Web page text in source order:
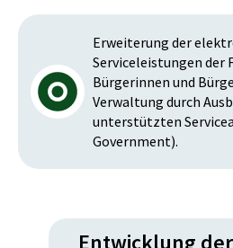
Erweiterung der
Serviceleistungen der
Bürgerinnen und
Verwaltung durch
unterstützten
Government).